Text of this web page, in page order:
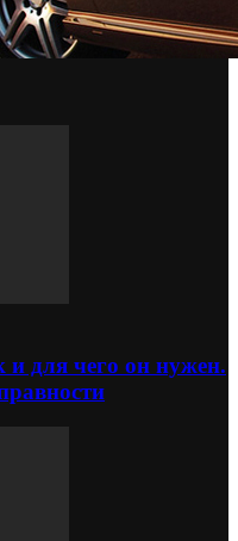
и для чего он нужен.